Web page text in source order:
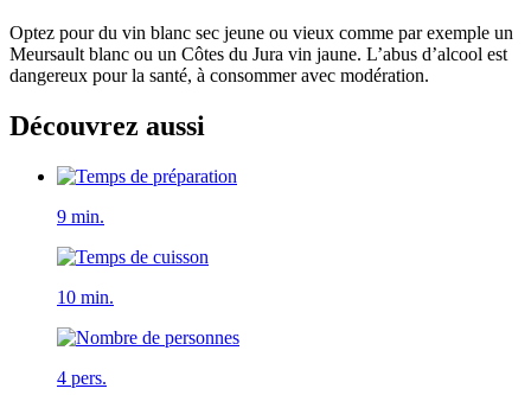
Optez pour du vin blanc sec jeune ou vieux comme par exemple un
Meursault blanc ou un Côtes du Jura vin jaune. L’abus d’alcool est
dangereux pour la santé, à consommer avec modération.
Découvrez aussi
9 min.
10 min.
4 pers.